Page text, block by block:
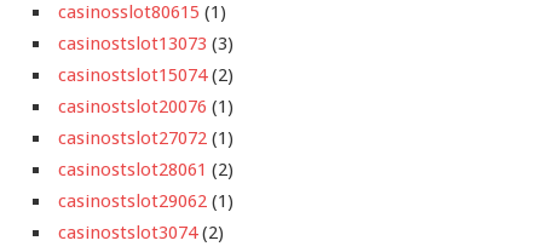
casinosslot80615 (1)
casinostslot13073 (3)
casinostslot15074(2)
casinostslot20076 (1)
casinostslot27072 (1)
casinostslot28061 (2)
casinostslot29062 (1)
casinostslot3074(2)